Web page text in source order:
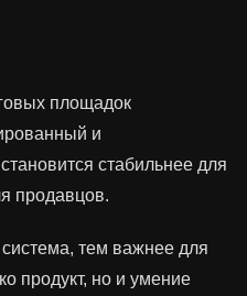
площадок
и
стабильнее для
продавцов.
тем важнее для
продукт, но и умение